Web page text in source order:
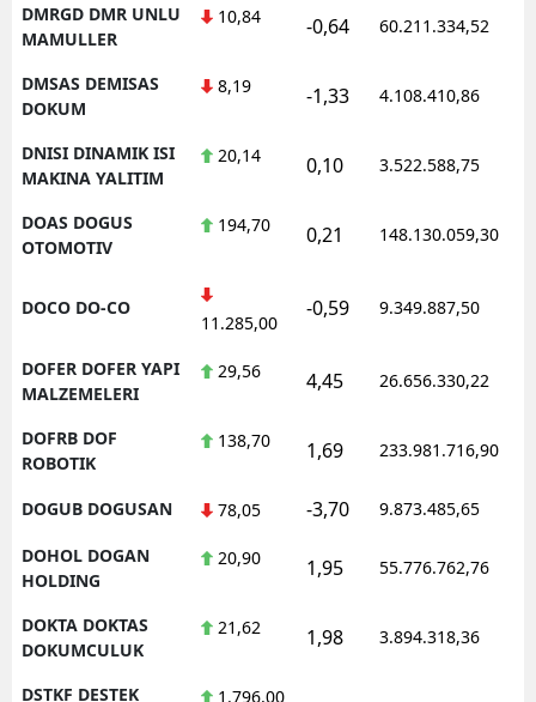
DMRGD DMR UNLU
MAMULLER
10,84 -0,64 60.211.334,52
DMSAS DEMISAS
DOKUM
8,19 -1,33 4.108.410,86
DNISI DINAMIK ISI
MAKINA YALITIM
20,14 0,10 3.522.588,75
DOAS DOGUS
OTOMOTIV
194,70 0,21 148.130.059,30
DOCO DO-CO
11.285,00
-0,59 9.349.887,50
DOFER DOFER YAPI
MALZEMELERI
29,56 4,45 26.656.330,22
DOFRB DOF
ROBOTIK
138,70 1,69 233.981.716,90
DOGUB DOGUSAN 78,05 -3,70 9.873.485,65
DOHOL DOGAN
HOLDING
20,90 1,95 55.776.762,76
DOKTA DOKTAS
DOKUMCULUK
21,62 1,98 3.894.318,36
DSTKF DESTEK 1.796,00